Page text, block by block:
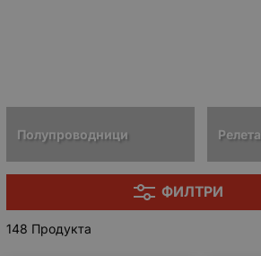
Полупроводници Релета
ФИЛТРИ
148 Продукта